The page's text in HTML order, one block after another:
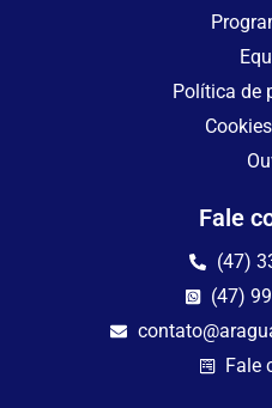
Política de
Fale
(47)
(47)
Fale